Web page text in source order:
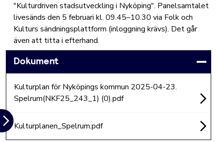
"Kulturdriven stadsutveckling i Nyköping". Panelsamtalet
livesänds den 5 februari kl. 09.45–10.30 via Folk och
Kulturs sändningsplattform (inloggning krävs). Det går
även att titta i efterhand.
Dokument
Kulturplan för Nyköpings kommun 2025-04-23.
Spelrum(NKF25_243_1) (0).pdf
Kulturplanen_Spelrum.pdf